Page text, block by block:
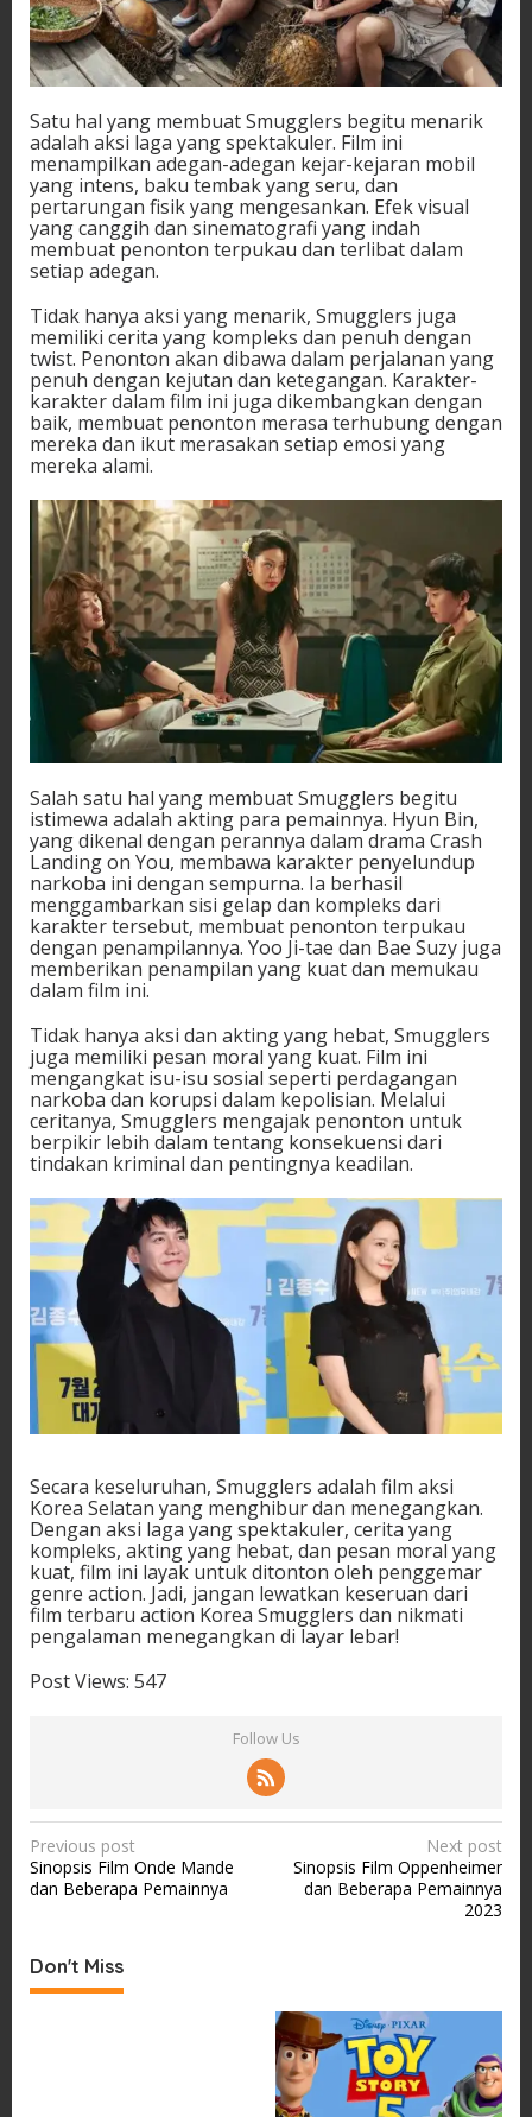
Satu hal yang membuat Smugglers begitu menarik
adalah aksi laga yang spektakuler. Film ini
menampilkan adegan-adegan kejar-kejaran mobil
yang intens, baku tembak yang seru, dan
pertarungan fisik yang mengesankan. Efek visual
yang canggih dan sinematografi yang indah
membuat penonton terpukau dan terlibat dalam
setiap adegan.
Tidak hanya aksi yang menarik, Smugglers juga
memiliki cerita yang kompleks dan penuh dengan
twist. Penonton akan dibawa dalam perjalanan yang
penuh dengan kejutan dan ketegangan. Karakter-
karakter dalam film ini juga dikembangkan dengan
baik, membuat penonton merasa terhubung dengan
mereka dan ikut merasakan setiap emosi yang
mereka alami.
Salah satu hal yang membuat Smugglers begitu
istimewa adalah akting para pemainnya. Hyun Bin,
yang dikenal dengan perannya dalam drama Crash
Landing on You, membawa karakter penyelundup
narkoba ini dengan sempurna. Ia berhasil
menggambarkan sisi gelap dan kompleks dari
karakter tersebut, membuat penonton terpukau
dengan penampilannya. Yoo Ji-tae dan Bae Suzy juga
memberikan penampilan yang kuat dan memukau
dalam film ini.
Tidak hanya aksi dan akting yang hebat, Smugglers
juga memiliki pesan moral yang kuat. Film ini
mengangkat isu-isu sosial seperti perdagangan
narkoba dan korupsi dalam kepolisian. Melalui
ceritanya, Smugglers mengajak penonton untuk
berpikir lebih dalam tentang konsekuensi dari
tindakan kriminal dan pentingnya keadilan.
Secara keseluruhan, Smugglers adalah film aksi
Korea Selatan yang menghibur dan menegangkan.
Dengan aksi laga yang spektakuler, cerita yang
kompleks, akting yang hebat, dan pesan moral yang
kuat, film ini layak untuk ditonton oleh penggemar
genre action. Jadi, jangan lewatkan keseruan dari
film terbaru action Korea Smugglers dan nikmati
pengalaman menegangkan di layar lebar!
Post Views: 547
Follow Us
P
o
n
Previous post
Sinopsis Film Onde Mande
dan Beberapa Pemainnya
Next post
Sinopsis Film Oppenheimer
dan Beberapa Pemainnya
2023
Don't Miss